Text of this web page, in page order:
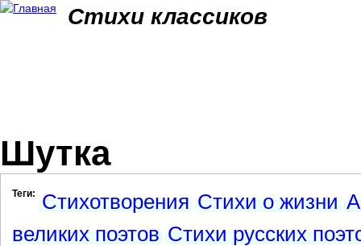
Стихи классиков
Шутка
Теги: Стихотворения Стихи о жизни
великих поэтов Стихи русских